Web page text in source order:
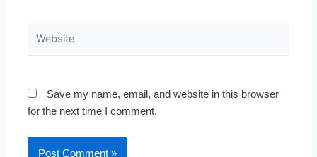
Save my name, email, and website in this browser
for the next time I comment.